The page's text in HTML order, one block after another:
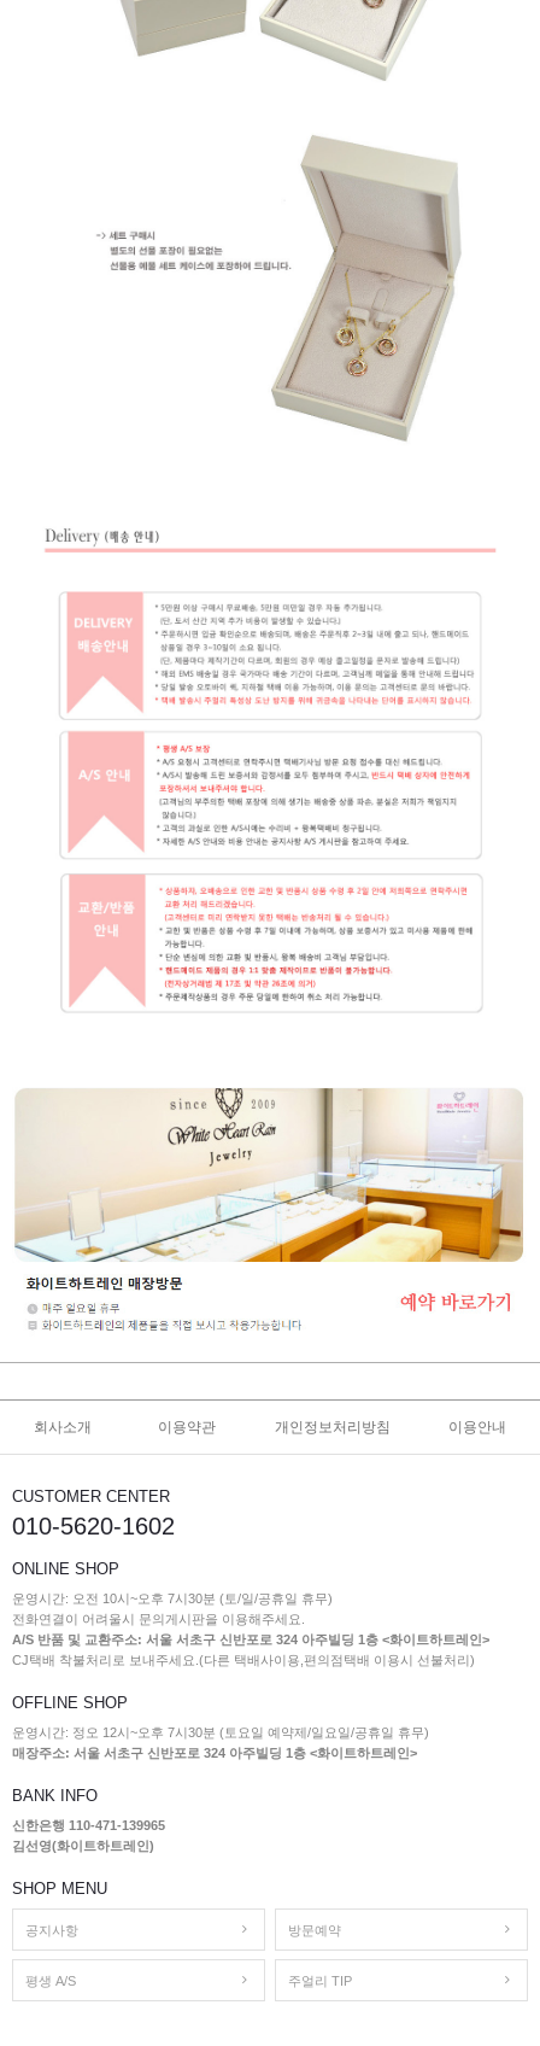
회사소개 이용약관 개인정보처리방침 이용안내
CUSTOMER CENTER
010-5620-1602
ONLINE SHOP
운영시간: 오전 10시~오후 7시30분 (토/일/공휴일 휴무)
전화연결이 어려울시 문의게시판을 이용해주세요.
A/S 반품 및 교환주소: 서울 서초구 신반포로 324 아주빌딩 1층 <화이트하트레인>
CJ택배 착불처리로 보내주세요.(다른 택배사이용,편의점택배 이용시 선불처리)
OFFLINE SHOP
운영시간: 정오 12시~오후 7시30분 (토요일 예약제/일요일/공휴일 휴무)
매장주소: 서울 서초구 신반포로 324 아주빌딩 1층 <화이트하트레인>
BANK INFO
신한은행 110-471-139965
김선영(화이트하트레인)
SHOP MENU
공지사항 방문예약
평생 A/S 주얼리 TIP